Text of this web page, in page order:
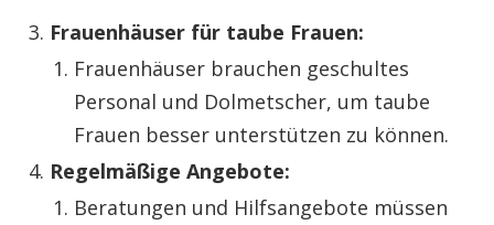
Frauenhäuser für taube Frauen:
Frauenhäuser brauchen geschultes
Personal und Dolmetscher, um taube
Frauen besser unterstützen zu können.
Regelmäßige Angebote:
Beratungen und Hilfsangebote müssen